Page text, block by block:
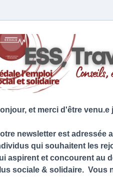
et merci d'être venu.e
newsletter est adressée
qui souhaitent les
aspirent et concourent au
sociale & solidaire. Vous